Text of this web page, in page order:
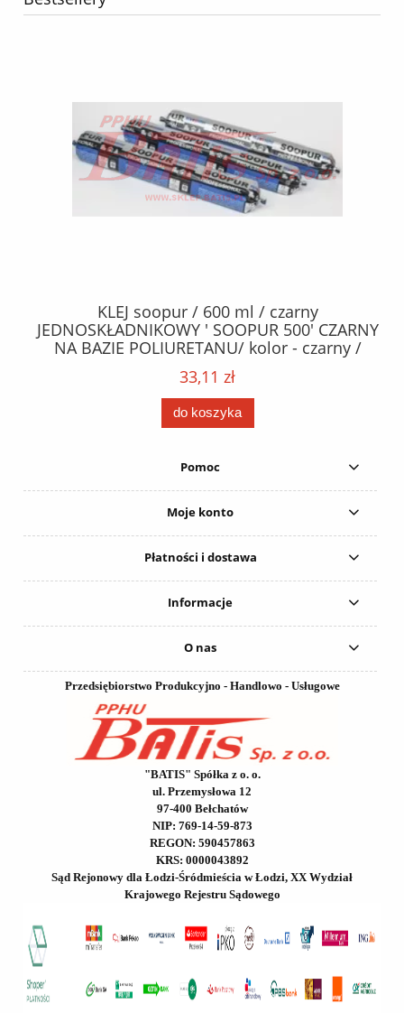
KLEJ soopur / 600 ml / czarny
JEDNOSKŁADNIKOWY ' SOOPUR 500' CZARNY
NA BAZIE POLIURETANU/ kolor - czarny /
karton 20 szt. / pistolet do kleju 307730 /
33,11 zł
do koszyka
Pomoc
Moje konto
Płatności i dostawa
Informacje
O nas
Przedsiębiorstwo Produkcyjno - Handlowo - Usługowe
"BATIS" Spółka z o. o.
ul. Przemysłowa 12
97-400 Bełchatów
NIP: 769-14-59-873
REGON: 590457863
KRS: 0000043892
Sąd Rejonowy dla Łodzi-Śródmieścia w Łodzi, XX Wydział
Krajowego Rejestru Sądowego